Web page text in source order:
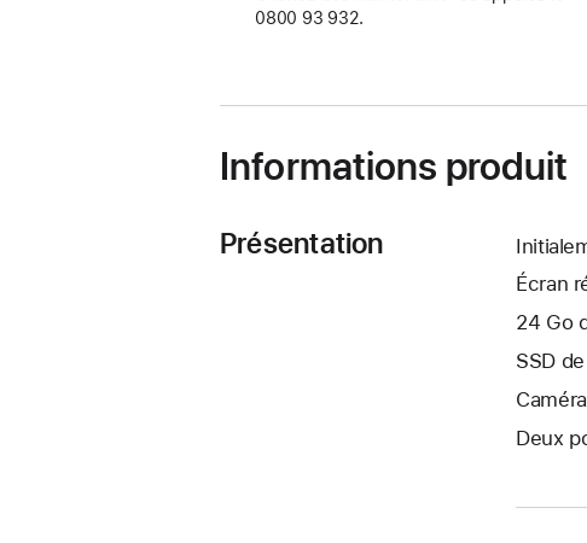
0800 93 932.
Informations produit
Présentation
Écran
24 Go
SSD
Deux